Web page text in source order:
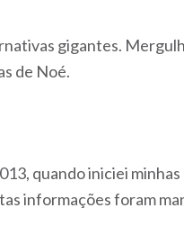
gigantes.
de Noé.
quando iniciei
informações foram